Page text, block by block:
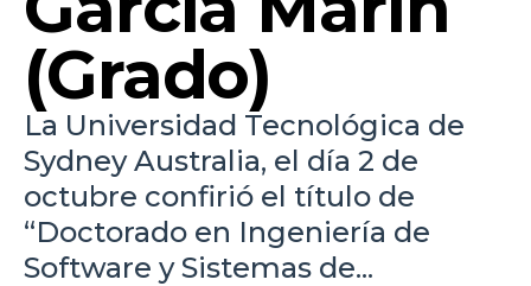
(Grado)
La Universidad Tecnológica de
Sydney Australia, el día 2 de
octubre confirió el título de
“Doctorado en Ingeniería de
Software y Sistemas de...